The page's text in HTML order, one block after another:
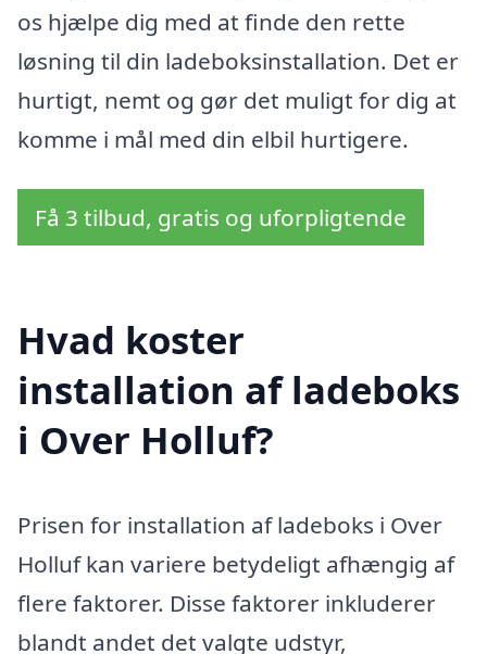
os hjælpe dig med at finde den rette
løsning til din ladeboksinstallation. Det er
hurtigt, nemt og gør det muligt for dig at
komme i mål med din elbil hurtigere.
Få 3 tilbud, gratis og uforpligtende
Hvad koster
installation af ladeboks
i Over Holluf?
Prisen for installation af ladeboks i Over
Holluf kan variere betydeligt afhængig af
flere faktorer. Disse faktorer inkluderer
blandt andet det valgte udstyr,